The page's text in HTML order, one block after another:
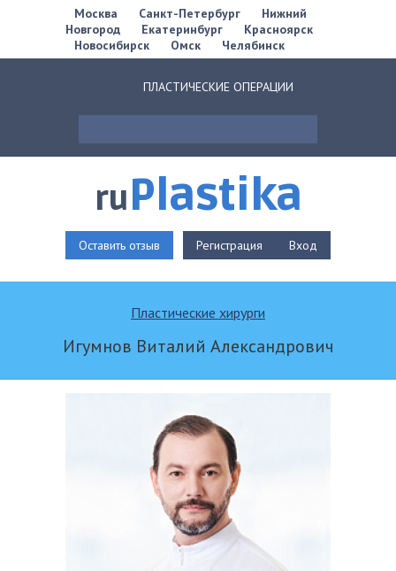
Москва Санкт-Петербург
Нижний
Новгород
Екатеринбург
Красноярск
Новосибирск
Омск Челябинск
ПЛАСТИЧЕСКИЕ ОПЕРАЦИИ
ruPlastika
Оставить отзыв Регистрация Вход
Пластические хирурги
Игумнов Виталий Александрович